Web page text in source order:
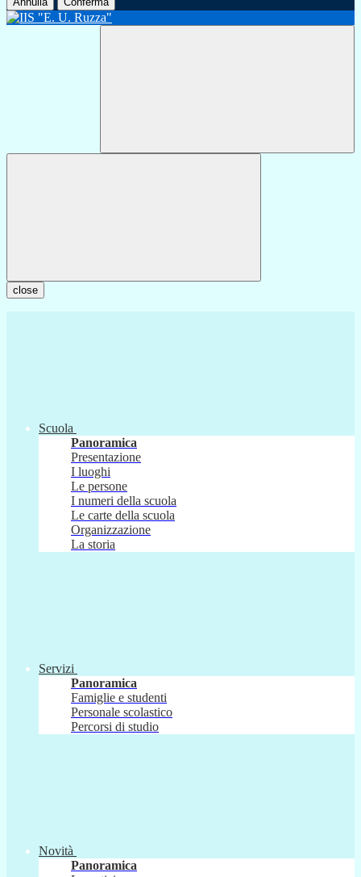
close
Scuola
Panoramica
Presentazione
I luoghi
Le persone
I numeri della scuola
Le carte della scuola
Organizzazione
La storia
Servizi
Panoramica
Famiglie e studenti
Personale scolastico
Percorsi di studio
Novità
Panoramica